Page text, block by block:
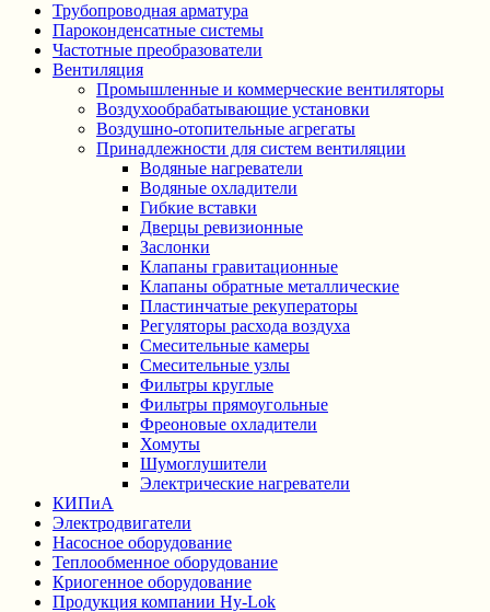
Трубопроводная арматура
Пароконденсатные системы
Частотные преобразователи
Вентиляция
Промышленные и коммерческие вентиляторы
Воздухообрабатывающие установки
Воздушно-отопительные агрегаты
Принадлежности для систем вентиляции
Водяные нагреватели
Водяные охладители
Гибкие вставки
Дверцы ревизионные
Заслонки
Клапаны гравитационные
Клапаны обратные металлические
Пластинчатые рекуператоры
Регуляторы расхода воздуха
Смесительные камеры
Смесительные узлы
Фильтры круглые
Фильтры прямоугольные
Фреоновые охладители
Хомуты
Шумоглушители
Электрические нагреватели
КИПиА
Электродвигатели
Насосное оборудование
Теплообменное оборудование
Криогенное оборудование
Продукция компании Hy-Lok